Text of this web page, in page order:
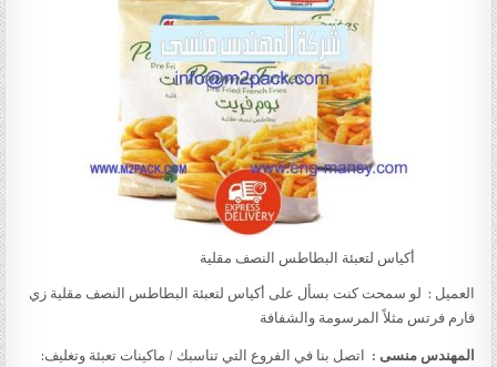
أكياس لتعبئة البطاطس النصف مقلية
العميل : لو سمحت كنت بسأل على أكياس لتعبئة البطاطس النصف مقلية زي
فارم فرتس مثلاً المرسومة والشفافة
المهندس منسى : اتصل بنا في الفروع التي تناسبك / ماكينات تعبئة وتغليف: